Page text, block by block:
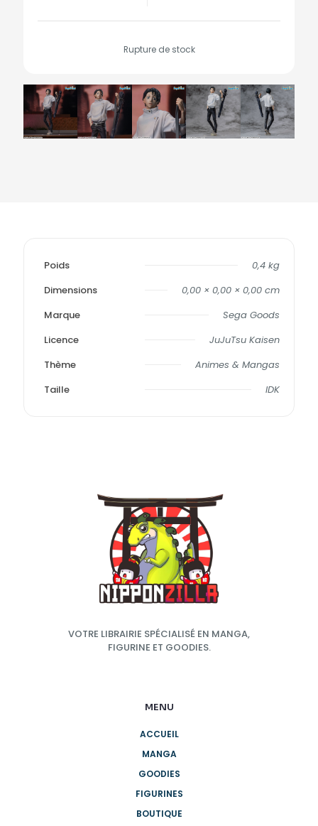
Rupture de stock
Poids
0,4 kg
Dimensions
0,00 × 0,00 × 0,00 cm
Marque
Sega Goods
Licence
JuJuTsu Kaisen
Thème
Animes & Mangas
Taille
IDK
VOTRE LIBRAIRIE SPÉCIALISÉ EN MANGA,
FIGURINE ET GOODIES.
MENU
ACCUEIL
MANGA
GOODIES
FIGURINES
BOUTIQUE